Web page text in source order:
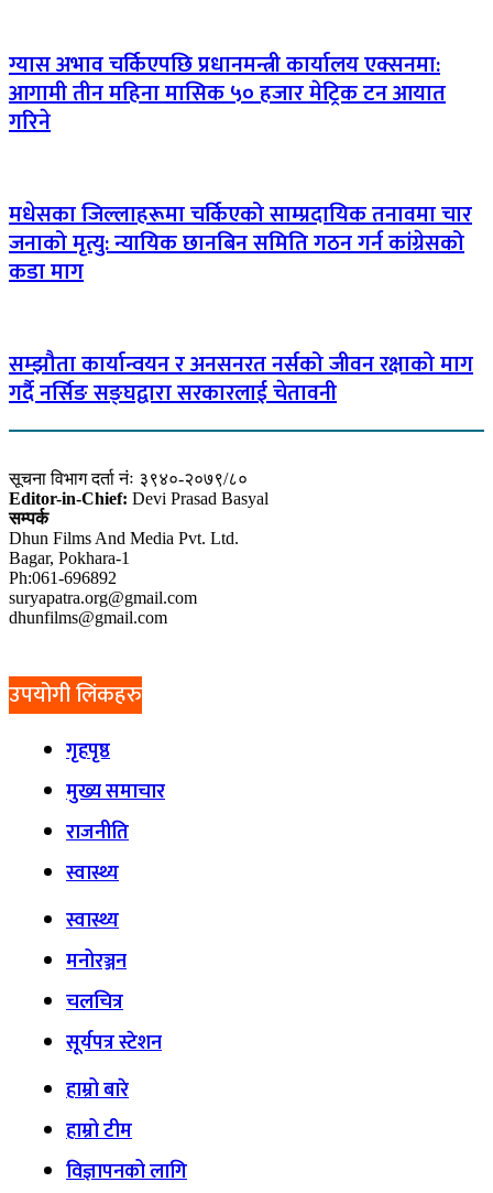
ग्यास अभाव चर्किएपछि प्रधानमन्त्री कार्यालय एक्सनमा:
आगामी तीन महिना मासिक ५० हजार मेट्रिक टन आयात
गरिने
मधेसका जिल्लाहरूमा चर्किएको साम्प्रदायिक तनावमा चार
जनाको मृत्यु: न्यायिक छानबिन समिति गठन गर्न कांग्रेसको
कडा माग
सम्झौता कार्यान्वयन र अनसनरत नर्सको जीवन रक्षाको माग
गर्दै नर्सिङ सङ्घद्वारा सरकारलाई चेतावनी
सूचना विभाग दर्ता नंः ३९४०-२०७९/८०
Editor-in-Chief: Devi Prasad Basyal
सम्पर्क
Dhun Films And Media Pvt. Ltd.
Bagar, Pokhara-1
Ph:061-696892
suryapatra.org@gmail.com
dhunfilms@gmail.com
उपयोगी लिंकहरु
गृहपृष्ठ
मुख्य समाचार
राजनीति
स्वास्थ्य
स्वास्थ्य
मनोरञ्जन
चलचित्र
सूर्यपत्र स्टेशन
हाम्रो बारे
हाम्रो टीम
विज्ञापनको लागि